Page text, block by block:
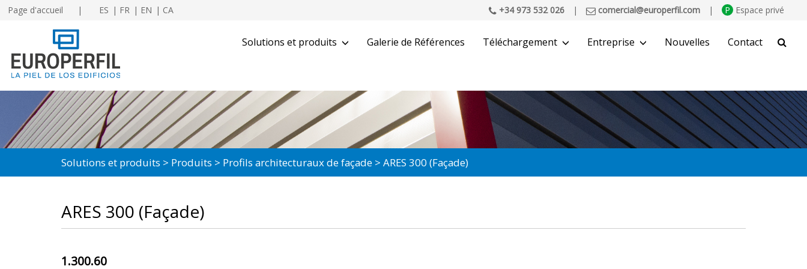
Page d'accueil ES FR EN CA +34 973 532 026 | comercial@europerfil.com | P Espace privé
Solutions et produits Galerie de Références Téléchargement Entreprise Nouvelles Contact
CHERCHER
Solutions et produits Produits Profils architecturaux de façade ARES 300 (Façade)
ARES 300 (Façade)
1.300.60